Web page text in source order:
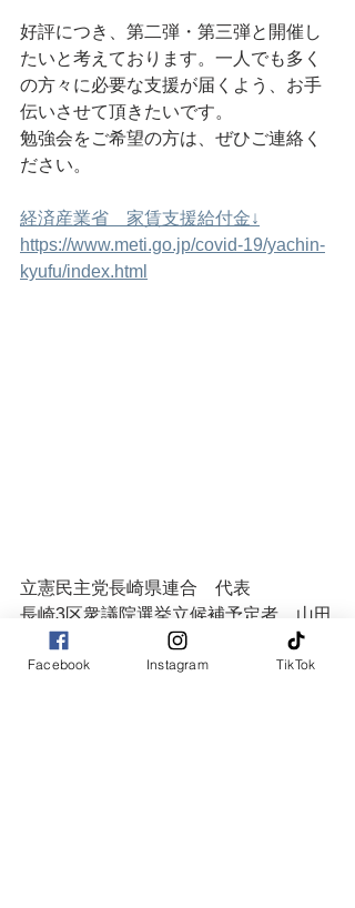
好評につき、第二弾・第三弾と開催し
たいと考えております。一人でも多く
の方々に必要な支援が届くよう、お手
伝いさせて頂きたいです。
勉強会をご希望の方は、ぜひご連絡く
ださい。
経済産業省　家賃支援給付金↓
https://www.meti.go.jp/covid-19/yachin-
kyufu/index.html
立憲民主党長崎県連合　代表
長崎3区衆議院選挙立候補予定者　山田
Facebook Instagram TikTok